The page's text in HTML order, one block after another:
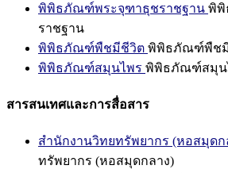
พิพิธภัณฑ์พระจุฑาธุชราชฐาน พิพิ
ราชฐาน
พิพิธภัณฑ์พืชมีชีวิต พิพิธภัณฑ์พืช
พิพิธภัณฑ์สมุนไพร พิพิธภัณฑ์สมุน
สารสนเทศและการสื่อสาร
สำนักงานวิทยทรัพยากร (หอสมุดก
ทรัพยากร (หอสมุดกลาง)